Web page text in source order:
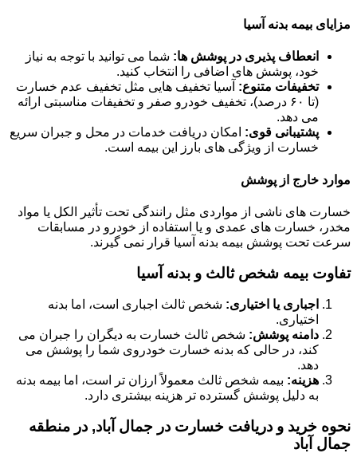
مزایای بیمه بدنه آسیا
انعطاف پذیری در پوشش ها: شما می توانید با توجه به نیاز
خود، پوشش های اضافی را انتخاب کنید.
تخفیفات متنوع: آسیا تخفیف هایی مثل تخفیف عدم خسارت
(تا ۶۰ درصد)، تخفیف خودرو صفر و تخفیفات مناسبتی ارائه
می دهد.
پشتیبانی قوی: امکان دریافت خدمات در محل و جبران سریع
خسارت از ویژگی های بارز این بیمه است.
موارد خارج از پوشش
خسارت های ناشی از مواردی مثل رانندگی تحت تأثیر الکل یا مواد
مخدر، خسارت های عمدی و یا استفاده از خودرو در مسابقات
سرعت تحت پوشش بیمه بدنه آسیا قرار نمی گیرند.
تفاوت بیمه شخص ثالث و بدنه آسیا
اجباری یا اختیاری: شخص ثالث اجباری است، اما بدنه
اختیاری.
دامنه پوشش: شخص ثالث خسارت به دیگران را جبران می
کند، در حالی که بدنه خسارت خودروی شما را پوشش می
دهد.
هزینه: بیمه شخص ثالث معمولاً ارزان تر است، اما بیمه بدنه
به دلیل پوشش گسترده تر هزینه بیشتری دارد.
نحوه خرید و دریافت خسارت در جمال آباد, در منطقه
جمال آباد